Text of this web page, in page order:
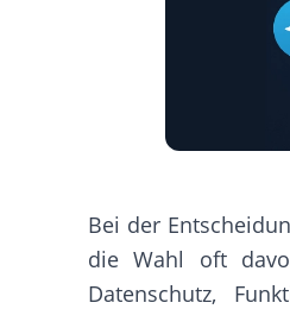
Bei der
die Wahl oft
Datenschutz,